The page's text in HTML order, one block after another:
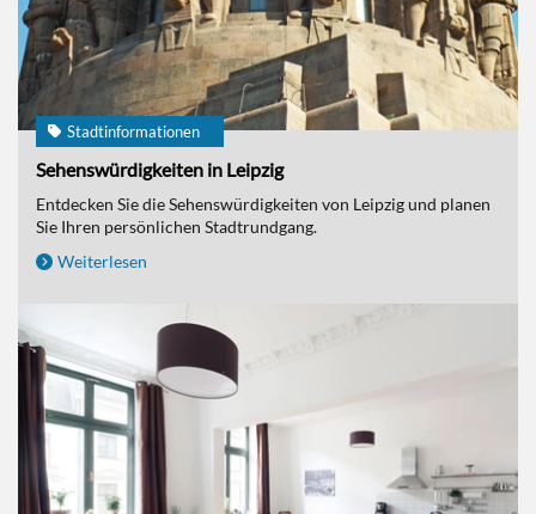
Stadtinformationen
Sehenswürdigkeiten in Leipzig
Entdecken Sie die Sehenswürdigkeiten von Leipzig und planen
Sie Ihren persönlichen Stadtrundgang.
Weiterlesen